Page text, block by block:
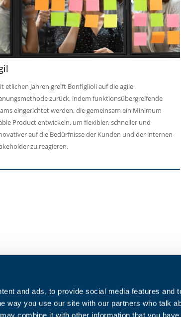
and ads, to provide social media features and
way you use our site with our partners who talk
combine it with other information that you
etlichen Jahren greift Bonfiglioli auf die agile
zurück, indem funktionsübergreifende
eingerichtet werden, die gemeinsam ein Minimum
Product entwickeln, um flexibler, schneller und
auf die Bedürfnisse der Kunden und der internen
zu reagieren.
Arbeiten Sie mit uns
Für indirekte Lieferanten